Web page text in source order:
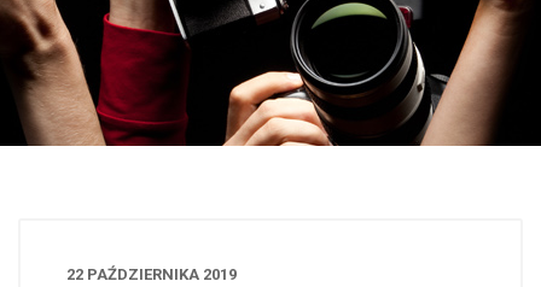
22 PAŹDZIERNIKA 2019